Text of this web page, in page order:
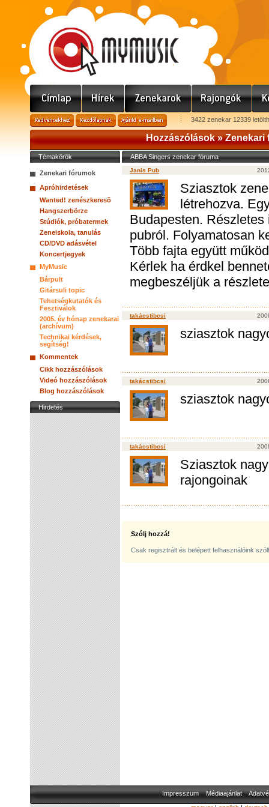
3422 zenekar 12339
Hozzászólások »Zenekari
Témakörök
Zenekari fórumok
Apróhirdetések
Wanted! zenészkeresõ
Hangszerbörze
Stúdiók, próbatermek
Zeneiskola, tanulás
CD/DVD adásvétel
Koncertjegyek
MyMusic
Bárpult
Gitársuli topic
Tehetségkutatók és
Fesztiválok
2005. év hónap zenekarai
(archívum)
Technikai kérdések,
segítség!
Kommentek
Cikk hozzászólások
Videó hozzászólások
Blog hozzászólások
Hirdetés
ABBA Singers zenekar fóruma
Janis Pub
Sziasztok
létrehozva.
Budapesten.
pubról. Folyamatosan
Több fajta együtt
Kérlek ha érdkel
megbeszéljük a
takácstibcsi
sziasztok
takácstibcsi
sziasztok
takácstibcsi
Sziasztok
rajongoinak
Szólj hozzá!
Csak regisztrált és belépett felhasználóink
Impresszum Médiaajánlat